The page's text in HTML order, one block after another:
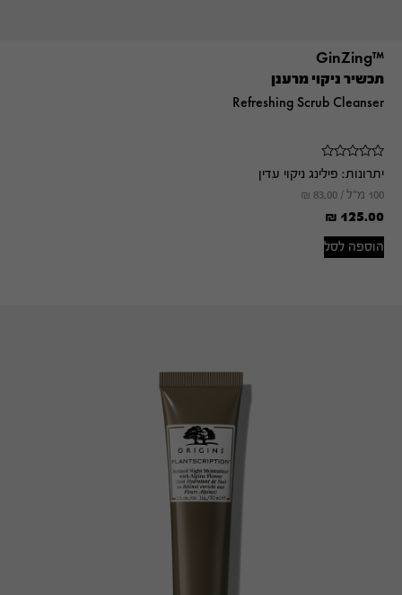
™GinZing
תכשיר ניקוי מרענן
Refreshing Scrub Cleanser
יתרונות: פילינג ניקוי עדין
100 מ"ל / ₪ 83.00
₪ 125.00
הוספה לסל